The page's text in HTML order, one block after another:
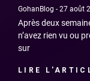
GohanBlog 27 août
Après deux
n’avez rien vu ou
sur
LIRE